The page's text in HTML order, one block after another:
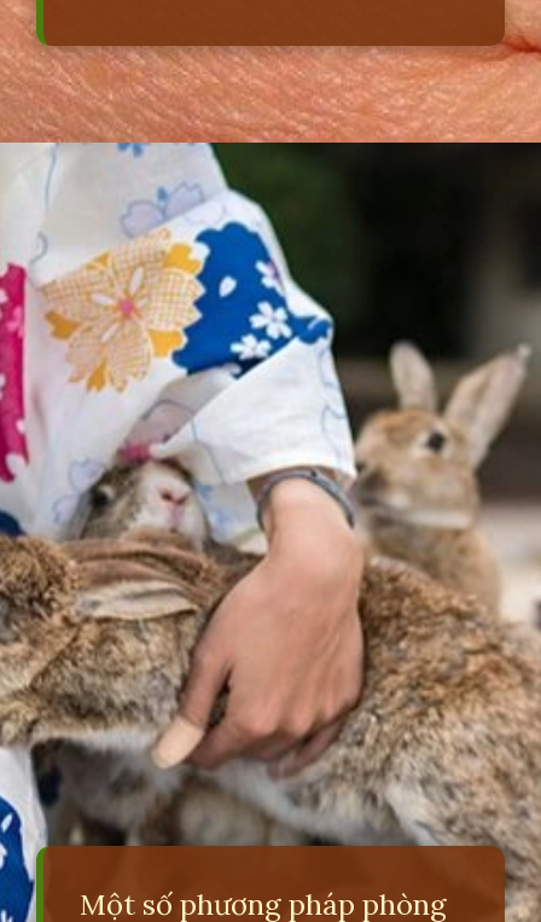
Một số phương pháp phòng